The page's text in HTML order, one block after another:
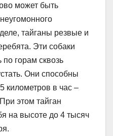
может быть
тайганы резвые и
Эти собаки
горам сквозь
Они способны
километров в час –
этом тайган
на высоте до 4 тысяч